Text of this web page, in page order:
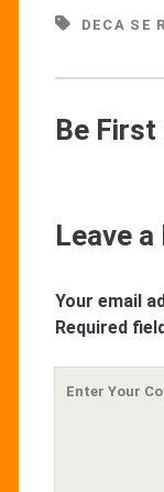
DECA SE
Be
Leave a
Your email
Required